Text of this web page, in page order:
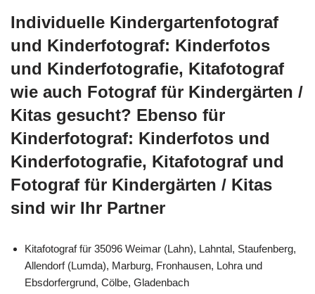
Individuelle Kindergartenfotograf
und Kinderfotograf: Kinderfotos
und Kinderfotografie, Kitafotograf
wie auch Fotograf für Kindergärten /
Kitas gesucht? Ebenso für
Kinderfotograf: Kinderfotos und
Kinderfotografie, Kitafotograf und
Fotograf für Kindergärten / Kitas
sind wir Ihr Partner
Kitafotograf für 35096 Weimar (Lahn), Lahntal, Staufenberg,
Allendorf (Lumda), Marburg, Fronhausen, Lohra und
Ebsdorfergrund, Cölbe, Gladenbach